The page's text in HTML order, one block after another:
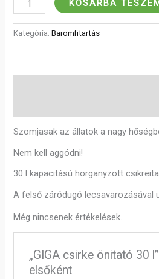
KOSÁRBA
Kategória:Baromfitartás
Szomjasak az állatok a nagy
Nem kell aggódni!
30 l kapacitású horganyzott
A felső záródugó lecsavarozásával
Még nincsenek értékelések.
„GIGA csirke önitató 30
elsőként